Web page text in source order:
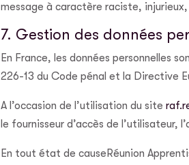
message à caractère raciste,
7. Gestion des données
En France, les données personnelles
226-13 du Code pénal et la Directive
A l’occasion de l’utilisation du site
le fournisseur d’accès de l’utilisateur,
En tout état de causeRéunion